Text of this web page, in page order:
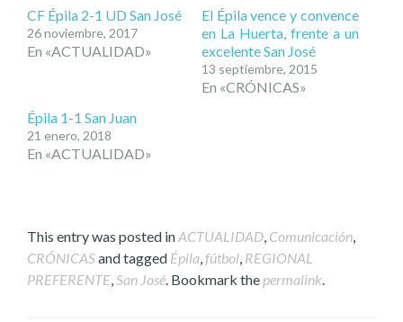
CF Épila 2-1 UD San José
26 noviembre, 2017
En «ACTUALIDAD»
El Épila vence y convence
en La Huerta, frente a un
excelente San José
13 septiembre, 2015
En «CRÓNICAS»
Épila 1-1 San Juan
21 enero, 2018
En «ACTUALIDAD»
This entry was posted inACTUALIDAD, Comunicación,
CRÓNICASand tagged Épila,fútbol, REGIONAL
PREFERENTE,San José. Bookmark the permalink.